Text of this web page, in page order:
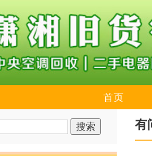
首页
有